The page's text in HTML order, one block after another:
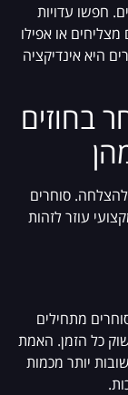
חפשו עדויות
או אפילו
היא אינדיקציה
בחוזים
סוחרים
עוזר לזהות
מתחילים
כל הזמן. האמת
יותר מכמות